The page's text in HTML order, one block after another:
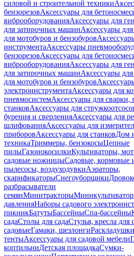
силовой и строительной техники
бензорезовАксессуары для
виброоборудованияАксессуары для
для затирочных машинАксессуары
для мотобуров и бензобуров
инструментаАксессуары
бензорезовАксессуары для
виброоборудованияАксессуары для
для затирочных машинАксессуары
для мотобуров и бензобуров
электроинструментаАксессуары для
пневмосистемАксессуары для сварки,
станковАксессуары для
бурения и сверленияАксессуары для
шлифованияАксессуары для
приборовАксессуары для станковДом
техникаТриммеры, бензокосыЦепные
пилыГазонокосилкиКультиваторы,
садовые ножницыСадовые, кормовые
пылесосы, воздуходувкиАэраторы,
скарификаторыСнегоуборщики
разбрасыватели
семянМинитракторы
давленияНаборы садового
пикникБатутыБассейныСпа-бассейны
садаСтолы для садаСтулья, кресла для
садовыеГамаки, шезлонгиРаскладушки
тентыАксессуары для садовой мебели
коптильниДетская площадкаСумки-